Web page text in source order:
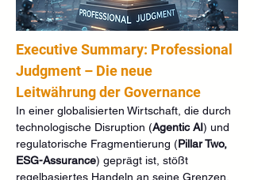
Executive Summary: Professional
Judgment – Die neue
Leitwährung der Governance
In einer globalisierten Wirtschaft, die durch
technologische Disruption (Agentic AI) und
regulatorische Fragmentierung (Pillar Two,
ESG-Assurance) geprägt ist, stößt
regelbasiertes Handeln an seine Grenzen.